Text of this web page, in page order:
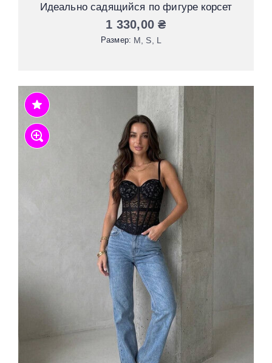
Идеально садящийся по фигуре корсет
1 330,00₴
Размер: М S L